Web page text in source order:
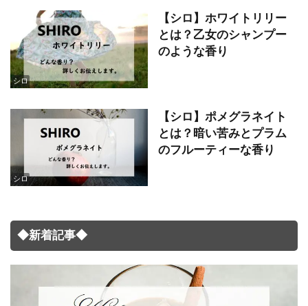
シロ
【シロ】ホワイトリリー
とは？乙女のシャンプー
のような香り
シロ
【シロ】ポメグラネイト
とは？暗い苦みとプラム
のフルーティーな香り
◆新着記事◆